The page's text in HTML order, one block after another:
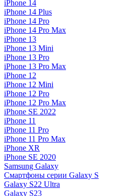
iPhone 14
iPhone 14 Plus
iPhone 14 Pro
iPhone 14 Pro Max
iPhone 13
iPhone 13 Mini
iPhone 13 Pro
iPhone 13 Pro Max
iPhone 12
iPhone 12 Mini
iPhone 12 Pro
iPhone 12 Pro Max
iPhone SE 2022
iPhone 11
iPhone 11 Pro
iPhone 11 Pro Max
iPhone XR
iPhone SE 2020
Samsung Galaxy
Смартфоны серии Galaxy S
Galaxy S22 Ultra
Galaxy S23